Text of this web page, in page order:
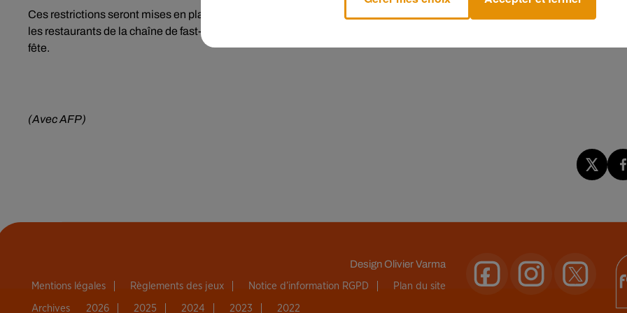
Ces restrictions seront mises en place notamment le jour de Noël, qui voit chaque année de longues files se former devant
les restaurants de la chaîne de fast-food Kentucky Fried Chicken, dont de nombreux Japonais associent le poulet frit à cette
fête.
(Avec AFP)
DesignOlivier Varma
Mentions légales Règlements des jeux Notice d’information RGPD Plan du site
Archives 2026 2025 2024 2023 2022